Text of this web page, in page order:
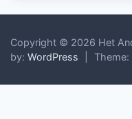
Copyright © 2026 Het
by: WordPress Theme: